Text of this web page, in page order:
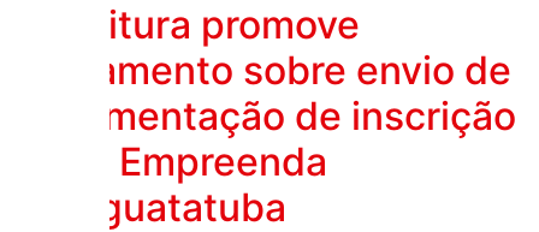
Prefeitura promove
treinamento sobre envio de
documentação de inscrição
no 6º Empreenda
Caraguatatuba